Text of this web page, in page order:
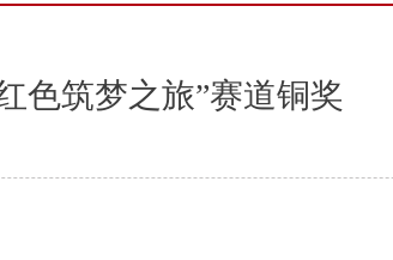
色筑梦之旅”赛道铜奖